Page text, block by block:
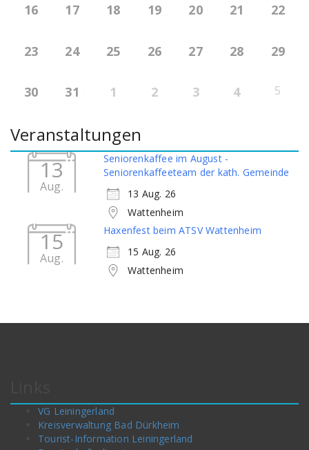
16 17 18 19 20 21 22
23 24 25 26 27 28 29
30 31 1 2 3 4 5
Veranstaltungen
13
Aug.
Seniorenkaffee im August -
Seniorenkaffeeteam der kath. Gemeinde
13 Aug. 26
Wattenheim
15
Aug.
Haxenfest beim ATSV Wattenheim
15 Aug. 26
Wattenheim
VG Leiningerland
Kreisverwaltung Bad Dürkheim
Tourist-Information Leiningerland